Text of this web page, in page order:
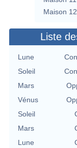
Maison 12
Liste
Lune
Soleil
Mars
Vénus
Soleil
Mars
Lune